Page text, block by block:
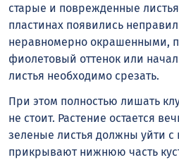
старые и поврежденные
пластинах появились
неравномерно окрашенными,
фиолетовый оттенок или
листья необходимо срезать.
При этом полностью лишать
не стоит. Растение остается
зеленые листья должны уйти с
прикрывают нижнюю часть